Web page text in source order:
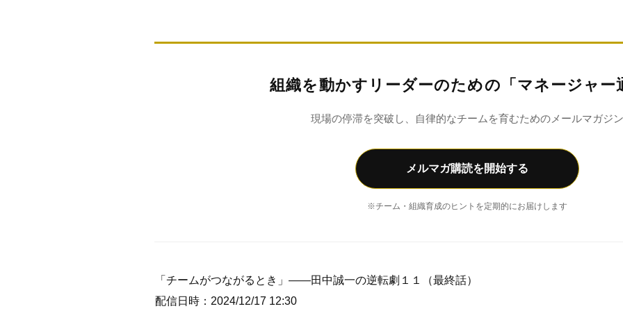
組織を動かすリーダーのための「マネージャー
現場の停滞を突破し、自律的なチームを育むためのメールマガジン
メルマガ購読を開始する
※チーム・組織育成のヒントを定期的にお届けします
「チームがつながるとき」――田中誠一の逆転劇１１（最終話）
配信日時：2024/12/17 12:30